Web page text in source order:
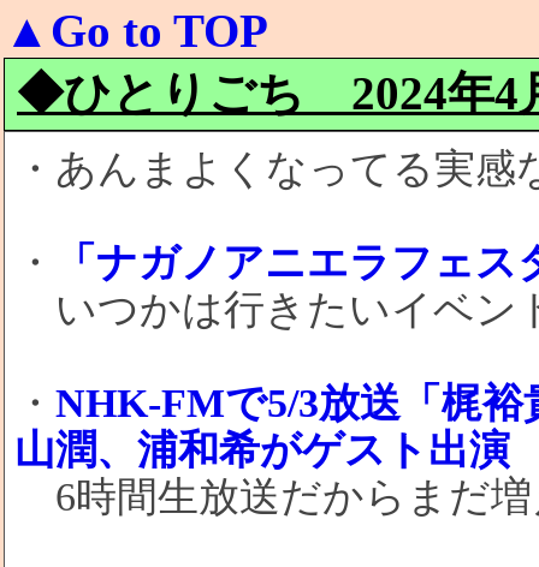
▲Go to TOP
◆ひとりごち 2024年4
・あんまよくなってる実
・
「ナガノアニエラフェス
いつかは行きたいイベン
・ NHK-FMで5/3放送「梶裕
山潤、浦和希がゲスト出演
6時間生放送だからまだ